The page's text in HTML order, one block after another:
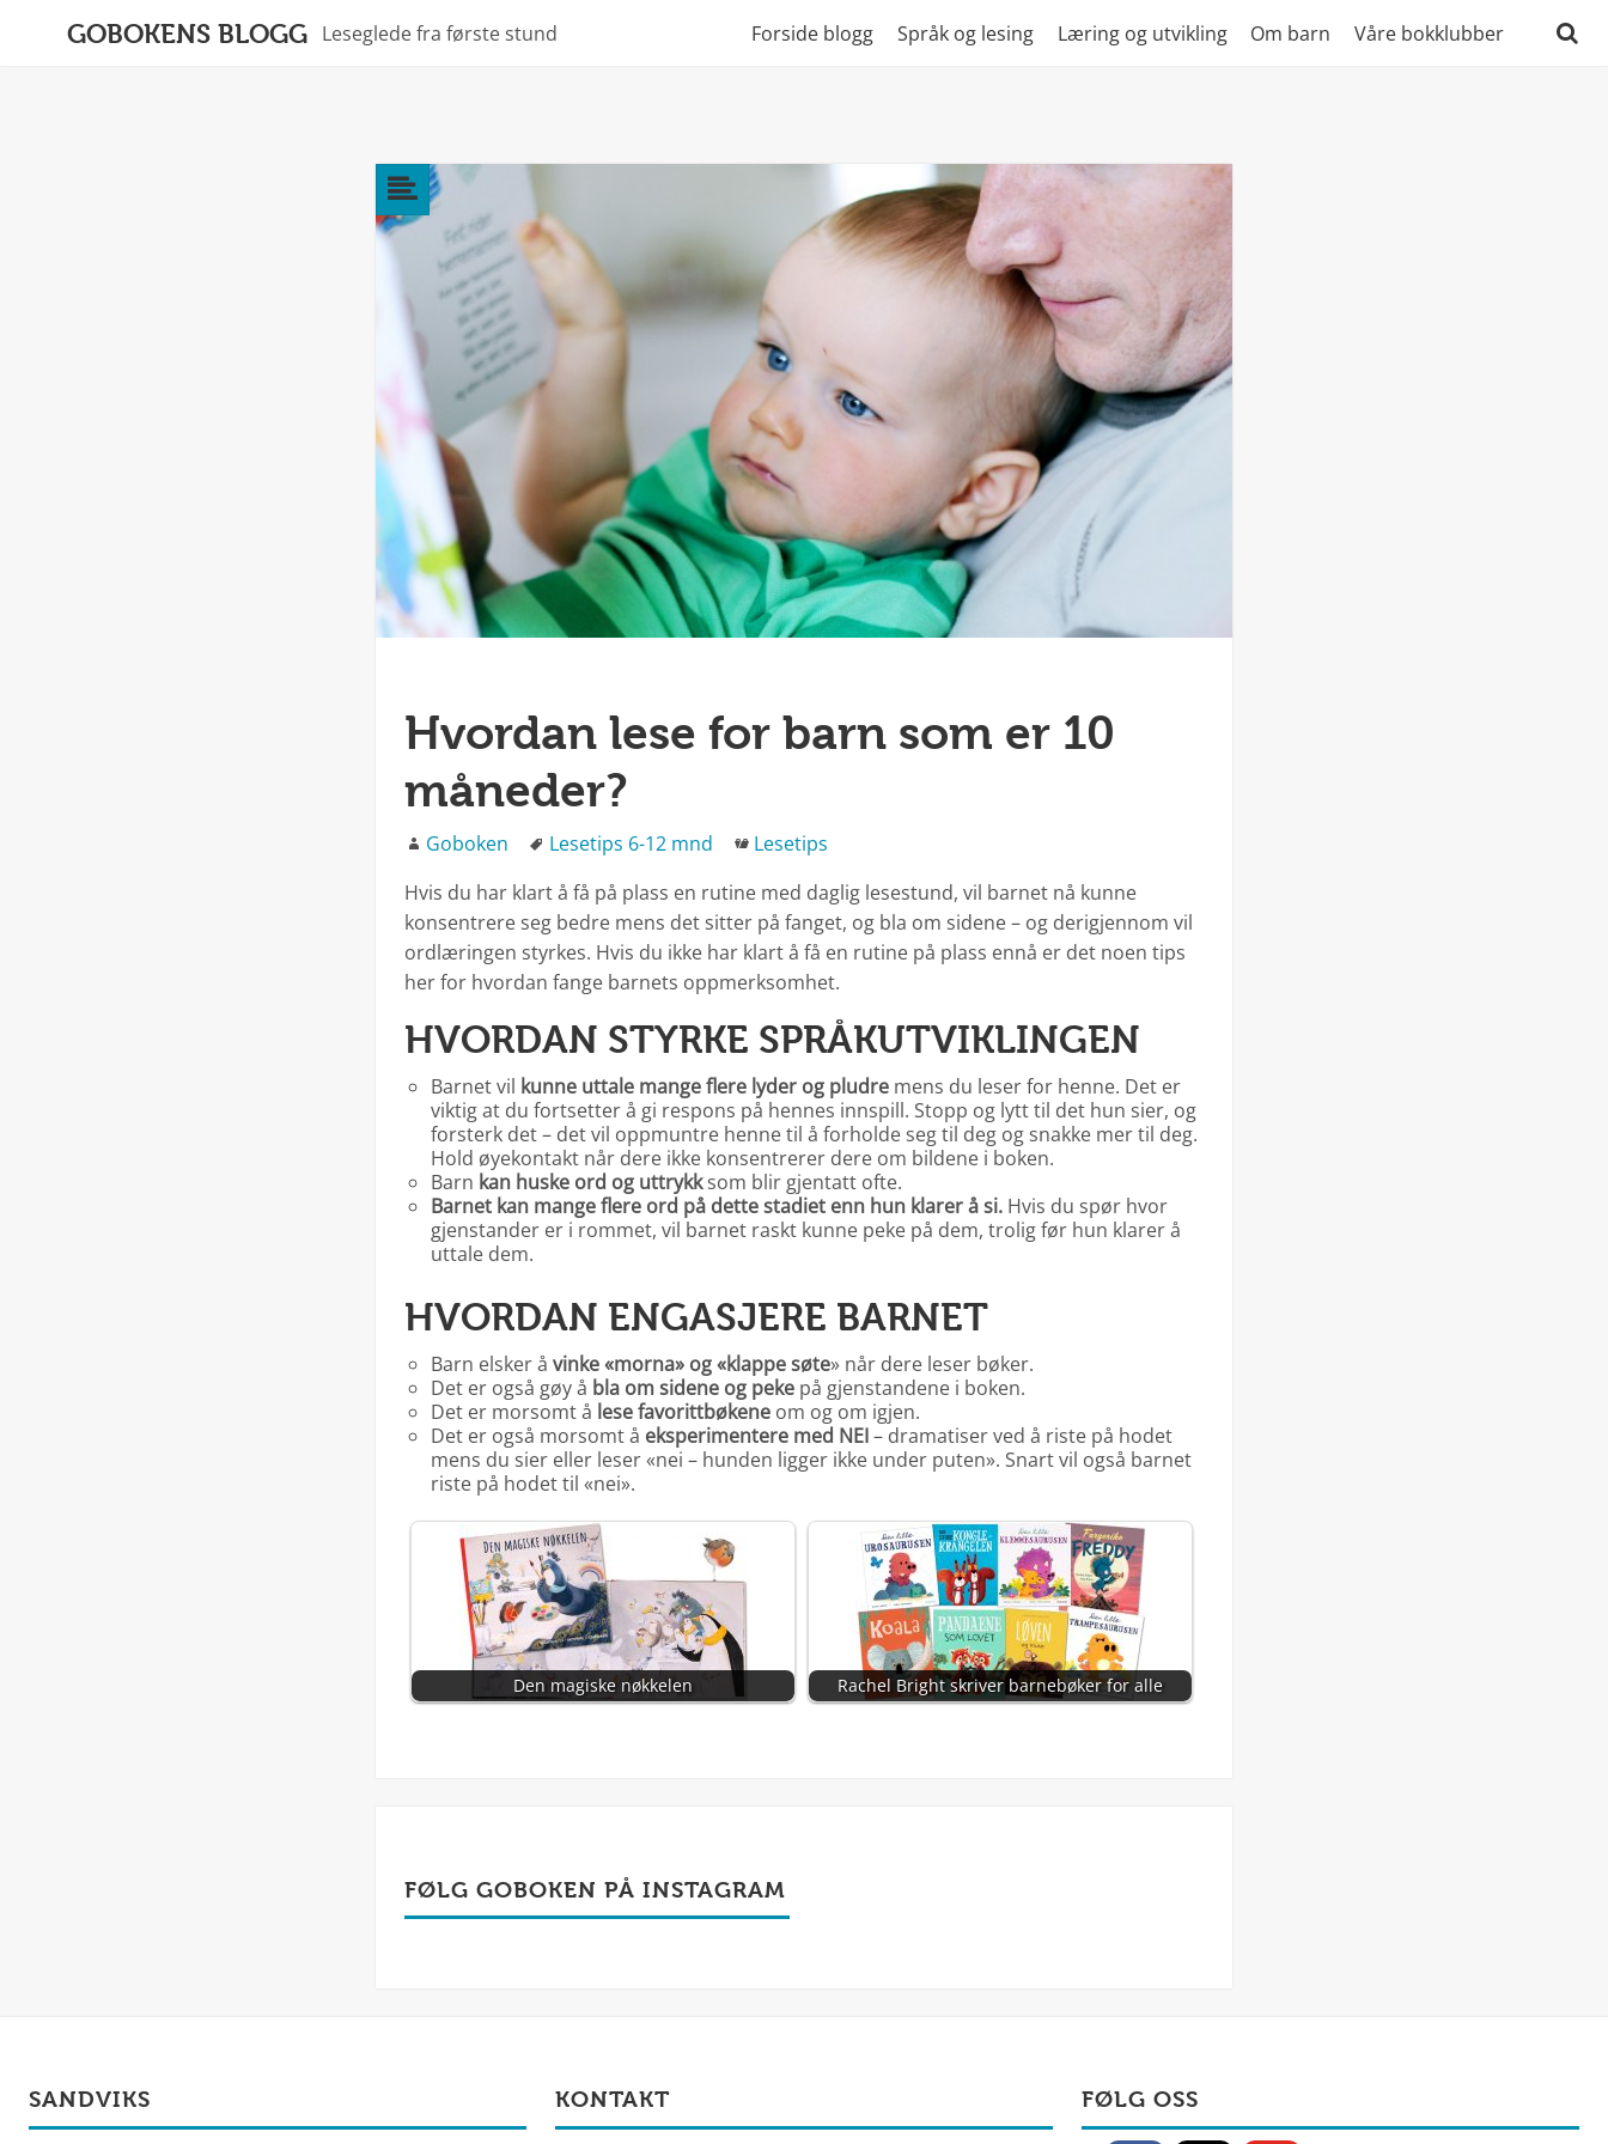
GOBOKENS BLOGG Leseglede fra første stund Forside blogg Språk og lesing Læring og utvikling Om barn
Våre bokklubber
Hvordan lese for barn som er 10
måneder?
Forfatter
Goboken Stikkord
Lesetips 6-12 mnd Kategorier
Lesetips
Hvis du har klart å få på plass en rutine med daglig lesestund, vil barnet nå kunne
konsentrere seg bedre mens det sitter på fanget, og bla om sidene – og derigjennom vil
ordlæringen styrkes. Hvis du ikke har klart å få en rutine på plass ennå er det noen tips
her for hvordan fange barnets oppmerksomhet.
HVORDAN STYRKE SPRÅKUTVIKLINGEN
Barnet vil kunne uttale mange flere lyder og pludremens du leser for henne. Det er
viktig at du fortsetter å gi respons på hennes innspill. Stopp og lytt til det hun sier, og
forsterk det – det vil oppmuntre henne til å forholde seg til deg og snakke mer til deg.
Hold øyekontakt når dere ikke konsentrerer dere om bildene i boken.
Barn kan huske ord og uttrykksom blir gjentatt ofte.
Barnet kan mange flere ord på dette stadiet enn hun klarer å si.Hvis du spør hvor
gjenstander er i rommet, vil barnet raskt kunne peke på dem, trolig før hun klarer å
uttale dem.
HVORDAN ENGASJERE BARNET
Barn elsker å vinke «morna» og «klappe søte» når dere leser bøker.
Det er også gøy å bla om sidene og pekepå gjenstandene i boken.
Det er morsomt å lese favorittbøkeneom og om igjen.
Det er også morsomt å eksperimentere med NEI– dramatiser ved å riste på hodet
mens du sier eller leser «nei – hunden ligger ikke under puten». Snart vil også barnet
riste på hodet til «nei».
Den magiske nøkkelen Rachel Bright skriver barnebøker for alle
FØLG GOBOKEN PÅ INSTAGRAM
SANDVIKS KONTAKT FØLG OSS